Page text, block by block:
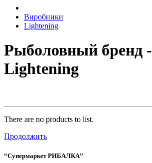
Виробники
Lightening
Рыболовный бренд -
Lightening
There are no products to list.
Продолжить
“Супермаркет РИБАЛКА”